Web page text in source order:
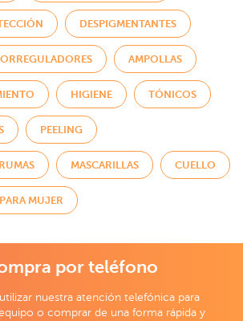
DESPIGMENTANTES
AMPOLLAS
HIGIENE TÓNICOS
PEELING
MASCARILLAS CUELLO
MUJER
por teléfono
nuestra atención telefónica para
o comprar de una forma rápida y